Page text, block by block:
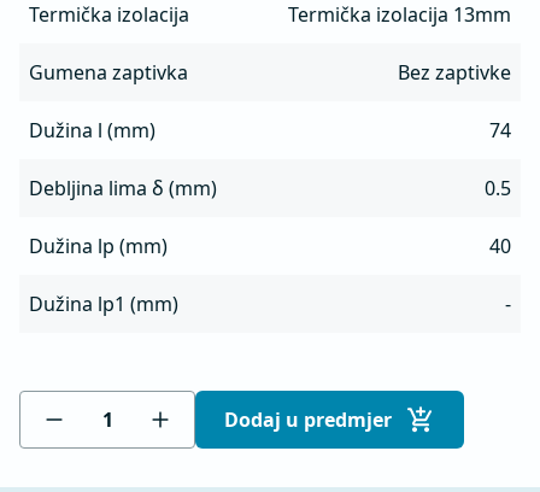
Termička izolacija Termička izolacija 13mm
Gumena zaptivka Bez zaptivke
Dužina l (mm) 74
Debljina lima δ (mm) 0.5
Dužina lp (mm) 40
Dužina lp1 (mm) -
Dodaj u predmjer